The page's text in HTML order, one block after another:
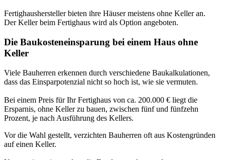
Fertighaushersteller bieten ihre Häuser meistens ohne Keller an.
Der Keller beim Fertighaus wird als Option angeboten.
Die Baukosteneinsparung bei einem Haus ohne
Keller
Viele Bauherren erkennen durch verschiedene Baukalkulationen,
dass das Einsparpotenzial nicht so hoch ist, wie sie vermuten.
Bei einem Preis für Ihr Fertighaus von ca. 200.000 € liegt die
Ersparnis, ohne Keller zu bauen, zwischen fünf und fünfzehn
Prozent, je nach Ausführung des Kellers.
Vor die Wahl gestellt, verzichten Bauherren oft aus Kostengründen
auf einen Keller.